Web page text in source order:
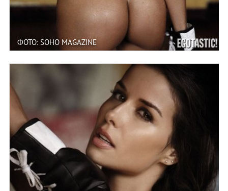
ФОТО: SOHO MAGAZINE